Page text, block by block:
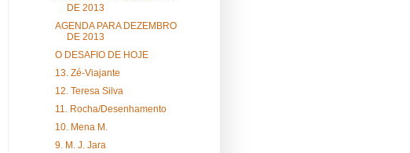
DE 2013
AGENDA PARA DEZEMBRO
DE 2013
O DESAFIO DE HOJE
13. Zé-Viajante
12. Teresa Silva
11. Rocha/Desenhamento
10. Mena M.
9. M. J. Jara